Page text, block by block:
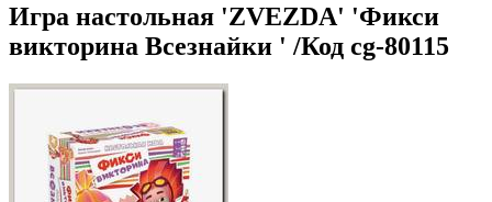
Игра настольная 'ZVEZDA' 'Фикси
викторина Всезнайки ' /Код cg-80115